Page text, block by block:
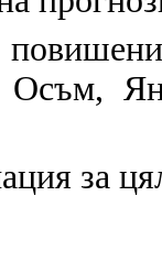
за